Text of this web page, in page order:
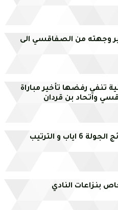
وجهته من الصفاقسي الى
تنفي رفضها تأخير مباراة
واتحاد بن قردان
بنزاعات النادي